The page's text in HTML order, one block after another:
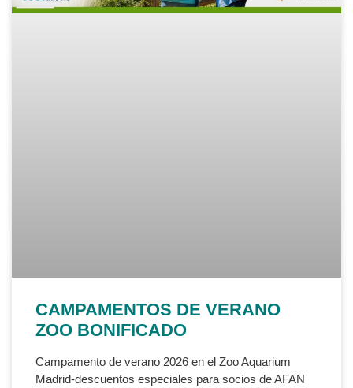
CAMPAMENTOS DE VERANO
ZOO BONIFICADO
Campamento de verano 2026 en el Zoo Aquarium
Madrid-descuentos especiales para socios de AFAN